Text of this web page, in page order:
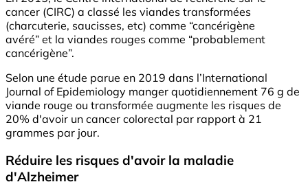
cancer (CIRC) a classé les viandes transformées
(charcuterie, saucisses, etc) comme “cancérigène
avéré” et la viandes rouges comme “probablement
cancérigène”.
Selon une étude parue en 2019 dans l’International
Journal of Epidemiology manger quotidiennement 76 g de
viande rouge ou transformée augmente les risques de
20% d'avoir un cancer colorectal par rapport à 21
grammes par jour.
Réduire les risques d'avoir la maladie
d'Alzheimer